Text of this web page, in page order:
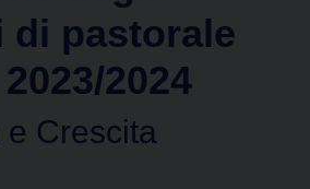
di pastorale
2024
e Crescita